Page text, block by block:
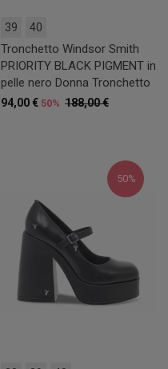
39 40
Tronchetto Windsor Smith
PRIORITY BLACK PIGMENT in
pelle nero Donna Tronchetto
188,00 €
94,00 € 50%
50%